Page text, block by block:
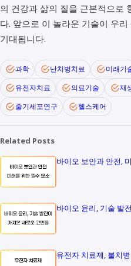
의 건강과 삶의 질을 근본적으로
다. 앞으로 이 놀라운 기술이 우
기대됩니다.
과학 난치병치료 미래기
유전자치료
의료기술 재
줄기세포연구
헬스케어
Related Posts
바이오 보안과 안전,
바이오 윤리, 기술 발
유전자 치료제, 불치